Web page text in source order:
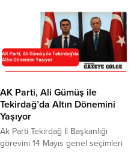
Hastanesinin ruhsatı iptal edildi.
Tedavi gören hastalar ise devlet
hastanesine naklediliyor. 112 Acil
Çağrı Merkezi çalışanlarıyla iş birliği
yaparak, bebek acil hastaları
yenidoğan ünitelerine sevk eden
ve bu yolla haksız kazanç sağlayan
çetenin iddianamesi sonrasında
Tekirdağ’ın Çorlu ilçesindeki Özel
Reyap...
AK Parti, Ali Gümüş ile
Tekirdağ’da Altın Dönemini
Yaşıyor
Ak Parti Tekirdağ İl Başkanlığı
görevini 14 Mayıs genel seçimleri